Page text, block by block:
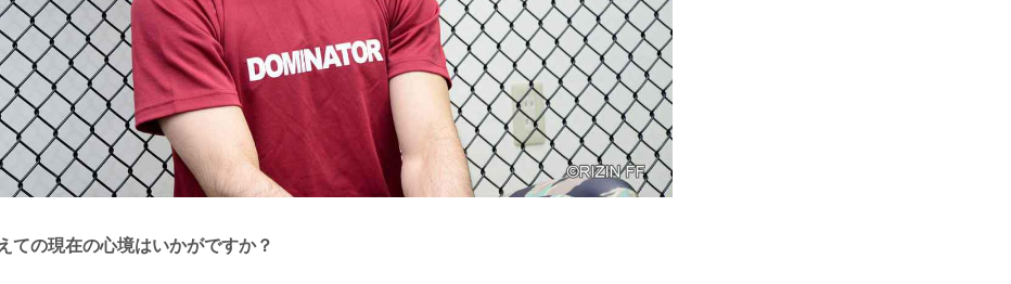
ての現在の心境はいかがですか？